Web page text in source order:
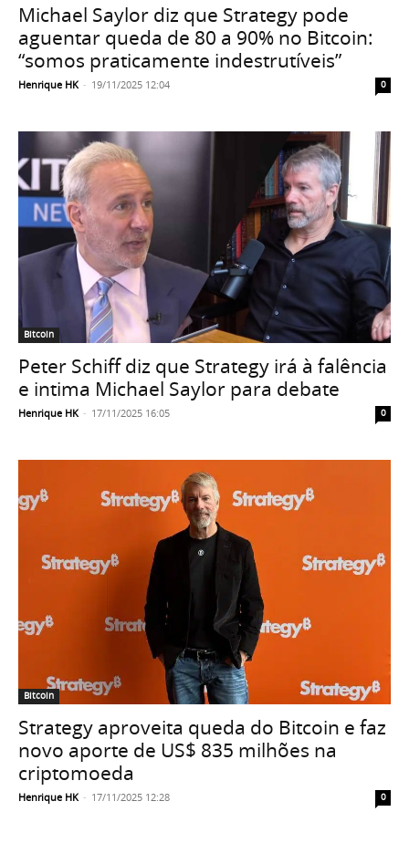
Michael Saylor diz que Strategy pode
aguentar queda de 80 a 90% no Bitcoin:
“somos praticamente indestrutíveis”
Henrique HK - 19/11/2025 12:04 0
Bitcoin
Peter Schiff diz que Strategy irá à falência
e intima Michael Saylor para debate
Henrique HK - 17/11/2025 16:05 0
Bitcoin
Strategy aproveita queda do Bitcoin e faz
novo aporte de US$ 835 milhões na
criptomoeda
Henrique HK - 17/11/2025 12:28 0